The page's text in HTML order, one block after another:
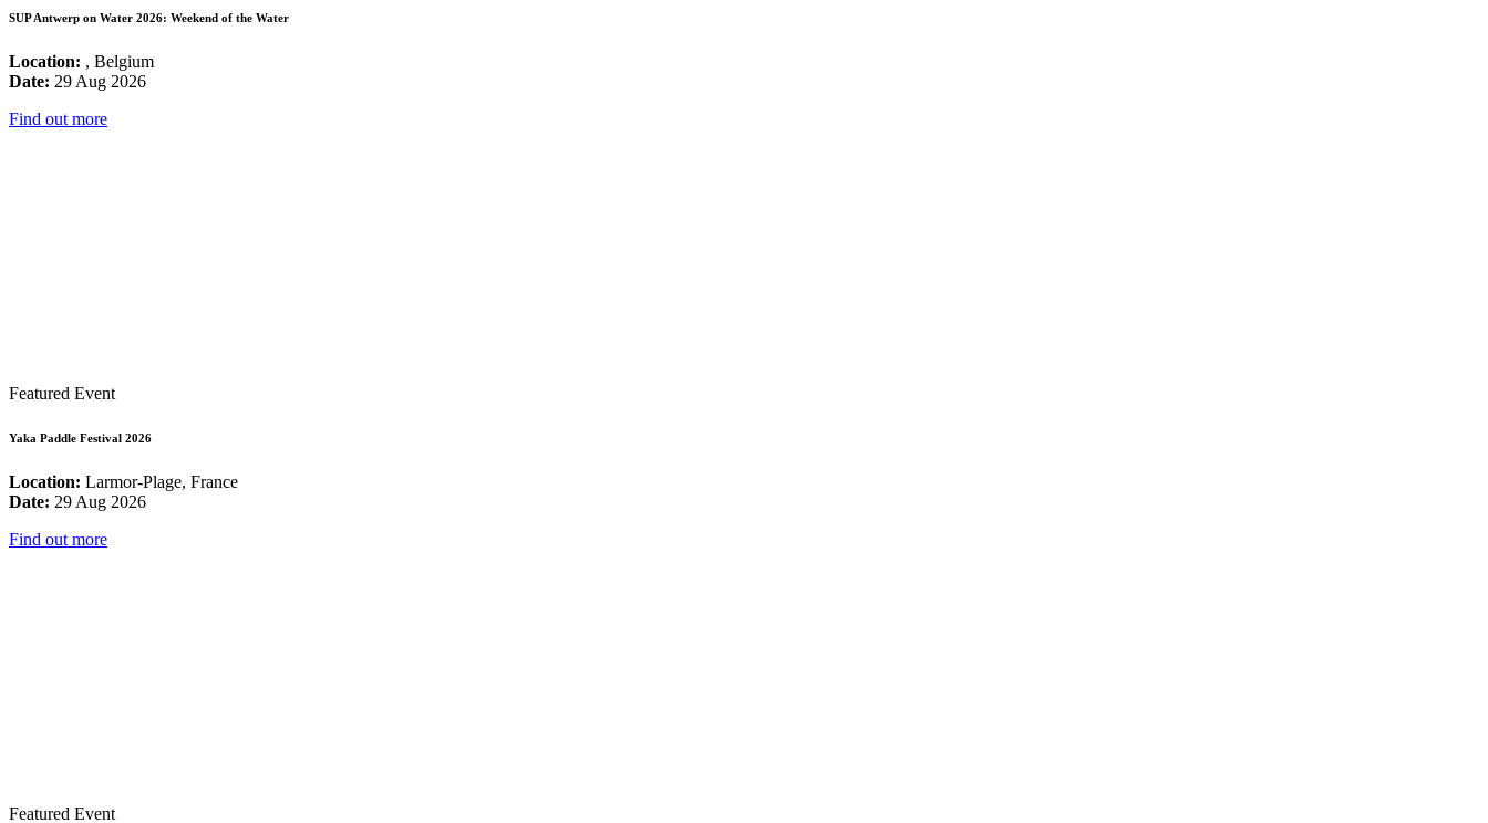
SUP Antwerp on Water 2026: Weekend of the Water
Location: , Belgium
Date: 29 Aug 2026
Find out more
Featured Event
Yaka Paddle Festival 2026
Location: Larmor-Plage, France
Date: 29 Aug 2026
Find out more
Featured Event